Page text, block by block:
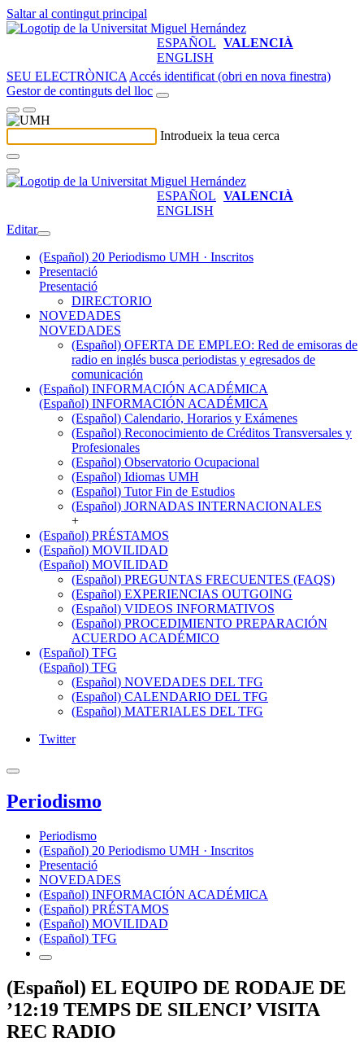
Saltar al contingut principal
ESPAÑOL VALENCIÀ
ENGLISH
SEU ELECTRÒNICA Accés identificat (obri en nova finestra)
Gestor de continguts del lloc
Introdueix la teua cerca
ESPAÑOL VALENCIÀ
ENGLISH
Editar
(Español) 20 Periodismo UMH · Inscritos
Presentació
Presentació
DIRECTORIO
NOVEDADES
NOVEDADES
(Español) OFERTA DE EMPLEO: Red de emisoras de
radio en inglés busca periodistas y egresados de
comunicación
(Español) INFORMACIÓN ACADÉMICA
(Español) INFORMACIÓN ACADÉMICA
(Español) Calendario, Horarios y Exámenes
(Español) Reconocimiento de Créditos Transversales y
Profesionales
(Español) Observatorio Ocupacional
(Español) Idiomas UMH
(Español) Tutor Fin de Estudios
(Español) JORNADAS INTERNACIONALES
+
(Español) PRÉSTAMOS
(Español) MOVILIDAD
(Español) MOVILIDAD
(Español) PREGUNTAS FRECUENTES (FAQS)
(Español) EXPERIENCIAS OUTGOING
(Español) VIDEOS INFORMATIVOS
(Español) PROCEDIMIENTO PREPARACIÓN
ACUERDO ACADÉMICO
(Español) TFG
(Español) TFG
(Español) NOVEDADES DEL TFG
(Español) CALENDARIO DEL TFG
(Español) MATERIALES DEL TFG
Twitter
Periodismo
Periodismo
(Español) 20 Periodismo UMH · Inscritos
Presentació
NOVEDADES
(Español) INFORMACIÓN ACADÉMICA
(Español) PRÉSTAMOS
(Español) MOVILIDAD
(Español) TFG
(Español) EL EQUIPO DE RODAJE DE
’12:19 TEMPS DE SILENCI’ VISITA
REC RADIO